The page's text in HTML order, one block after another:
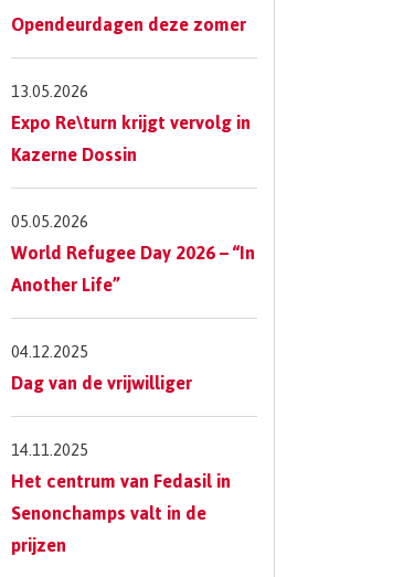
Opendeurdagen deze zomer
13.05.2026
Expo Re\turn krijgt vervolg in
Kazerne Dossin
05.05.2026
World Refugee Day 2026 – “In
Another Life”
04.12.2025
Dag van de vrijwilliger
14.11.2025
Het centrum van Fedasil in
Senonchamps valt in de
prijzen